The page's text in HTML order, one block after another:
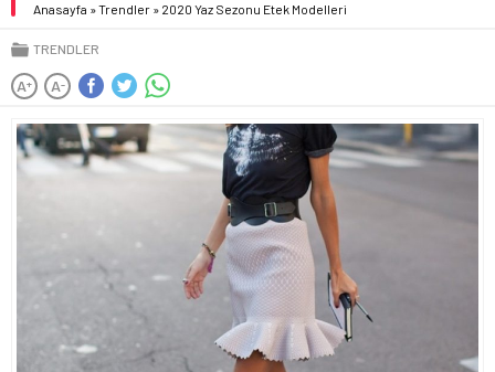
Anasayfa »Trendler » 2020 Yaz Sezonu Etek Modelleri
TRENDLER
A+ A-